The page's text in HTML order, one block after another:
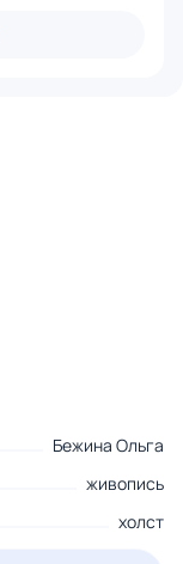
Бежина Ольга
живопись
холст